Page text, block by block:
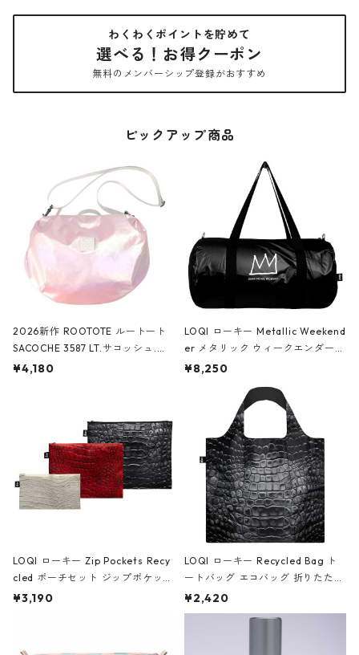
わくわくポイントを貯めて
選べる！お得クーポン
無料のメンバーシップ登録がおすすめ
ピックアップ商品
2026新作 ROOTOTE ルートート
SACOCHE 3587 LT.サコッシュ.ル
ミエ-B ショルダーバッグ グロスピ
¥4,180
LOQI ローキー Metallic Weekend
er メタリック ウィークエンダー
ボストンバッグ ショルダーバッグ
Black ジャン=ミッシェル・バスキ
ア/クラウン ブラック
¥8,250
LOQI ローキー Zip Pockets Recy
cled ポーチセット ジップポケット
ファスナーポーチ 撥水加工 トラベ
¥3,190
LOQI ローキー Recycled Bag ト
ートバッグ エコバッグ 折りたたみ
大きめ 撥水加工 収納ポーチ CRO
CODILE/Black クロコダイル/ブラ
¥2,420